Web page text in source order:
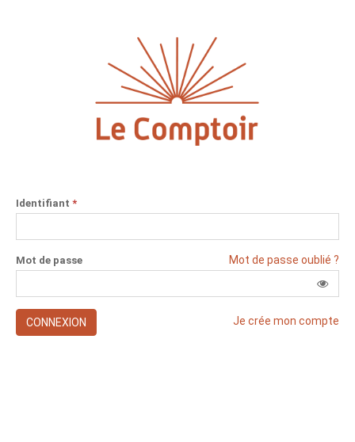
Identifiant *
Mot de passe oublié ?
Mot de passe
CONNEXION Je crée mon compte